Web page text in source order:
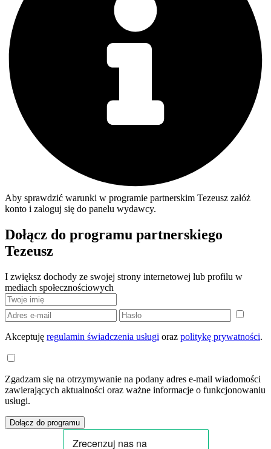
Aby sprawdzić warunki w programie partnerskim Tezeusz załóż
konto i zaloguj się do panelu wydawcy.
Dołącz do programu partnerskiego
Tezeusz
I zwiększ dochody ze swojej strony internetowej lub profilu w
mediach społecznościowych
Akceptuję regulamin świadczenia usługi oraz politykę prywatności.
Zgadzam się na otrzymywanie na podany adres e-mail wiadomości
zawierających aktualności oraz ważne informacje o funkcjonowaniu
usługi.
Dołącz do programu